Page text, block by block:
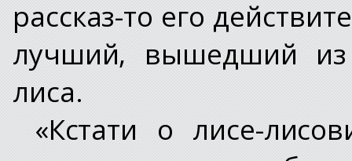
рассказ-то его
лучший, вышедший из
лиса.
«Кстати о лисе-